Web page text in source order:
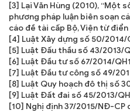
[3] Lại Văn Hùng (2010), “Một
phương pháp luận biên soạn
cáo đề tài cấp Bộ, Viện từ
[4] Luật Xây dựng số 50/2014/
[5] Luật Đấu thầu số 43/2013/
[6] Luật Đầu tư số 67/2014/
[7] Luật Đầu tư công số 49/
[8] Luật Quy hoạch đô thị số
[9] Luật Đất đai số 45/2013/
[10] Nghị định 37/2015/NĐ-CP